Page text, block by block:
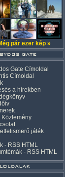
pár ezer kép »
Gate Címoldal
Címoldal
a hírekben
Közlemény
játék
- RSS HTML
- RSS HTML